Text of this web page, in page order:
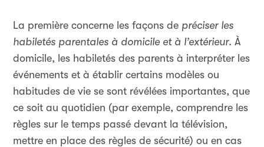
La première concerne les façons de préciser les
habiletés parentales à domicile et à l’extérieur. À
domicile, les habiletés des parents à interpréter les
événements et à établir certains modèles ou
habitudes de vie se sont révélées importantes, que
ce soit au quotidien (par exemple, comprendre les
règles sur le temps passé devant la télévision,
mettre en place des règles de sécurité) ou en cas